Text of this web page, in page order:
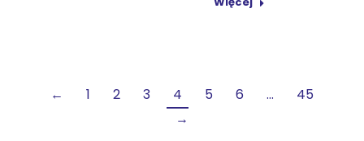
← 1 2 3 4 5 6 …
45
→